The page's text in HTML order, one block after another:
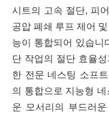
시트의 고속 절단, 피
공압 폐쇄 루프 제어
능이 통합되어 있습니
단 작업의 절단 효율
한 전문 네스팅 소프
의 통합으로 지능형
운 모서리의 부드러